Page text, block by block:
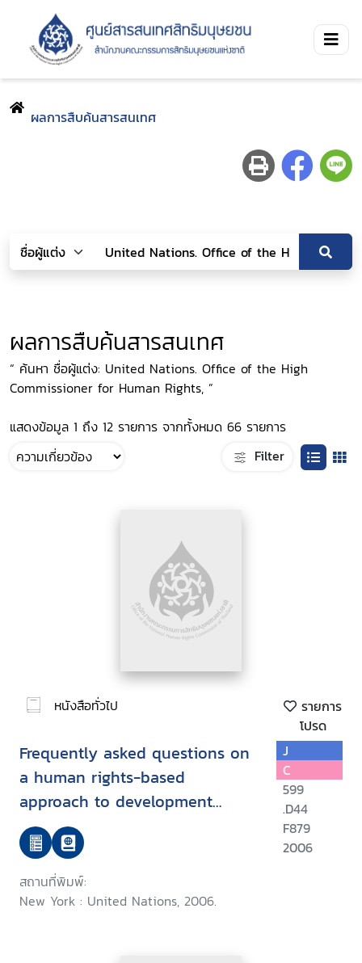
ผลการสืบค้นสารสนเทศ
ผลการสืบค้นสารสนเทศ
“ ค้นหา ชื่อผู้แต่ง: United Nations. Office of the High
Commissioner for Human Rights, ”
แสดงข้อมูล 1 ถึง 12 รายการ จากทั้งหมด 66 รายการ
Filter
หนังสือทั่วไป
รายการ
โปรด
Frequently asked questions on
a human rights-based
approach to development
cooperation
สถานที่พิมพ์:
New York : United Nations, 2006.
J
C
599
.D44
F879
2006